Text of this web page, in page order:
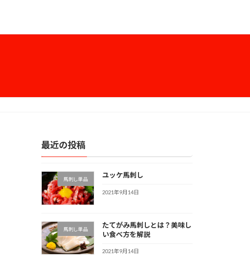
最近の投稿
馬刺し単品
ユッケ馬刺し
2021年9月14日
馬刺し単品
たてがみ馬刺しとは？美味し
い食べ方を解説
2021年9月14日